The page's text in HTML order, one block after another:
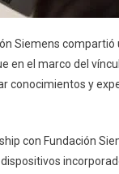
Siemens
en el marco del
conocimientos y
con Fundación